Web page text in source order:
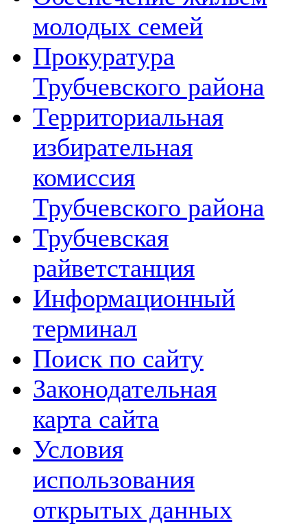
молодых семей
Прокуратура
Трубчевского района
Территориальная
избирательная
комиссия
Трубчевского района
Трубчевская
райветстанция
Информационный
терминал
Поиск по сайту
Законодательная
карта сайта
Условия
использования
открытых данных